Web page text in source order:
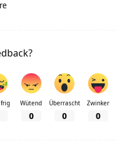
Wütend
0
Überrascht
0
Zwinker
0